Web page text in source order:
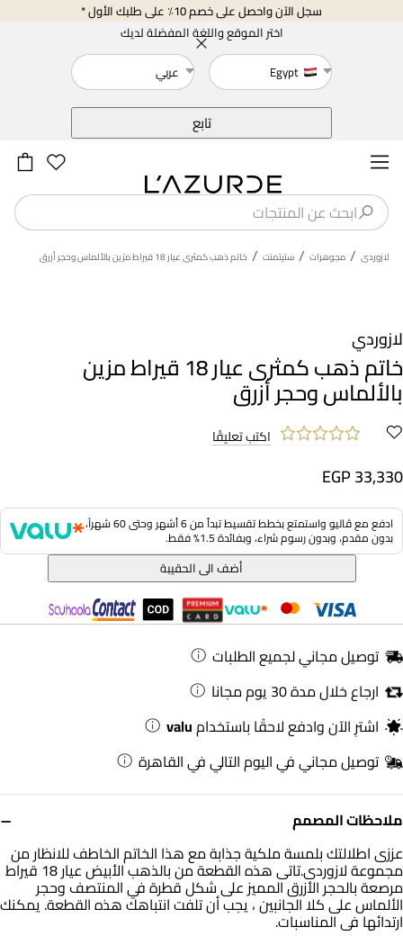
سجل الآن واحصل على خصم 10٪ على طلبك الأول *
اختر الموقع واللغة المفضلة لديك
Egypt
عربي
تابع
لازوردى / مجوهرات / ستيتمنت / خاتم ذهب كمثرى عيار 18 قيراط مزين بالألماس وحجر أزرق
ملاحظات المصمم −
عززى اطلالتك بلمسة ملكية جذابة مع هذا الخاتم الخاطف للانظار من
مجموعة لازوردى.تاتى هذه القطعة من بالذهب الأبيض عيار 18 قيراط
مرصعة بالحجر الأزرق المميز على شكل قطرة في المنتصف وحجر
الألماس على كلا الجانبين ، يجب أن تلفت انتباهك هذه القطعة. يمكنك
ارتدائها فى المناسبات.
لازوردي
خاتم ذهب كمثرى عيار 18 قيراط مزين
بالألماس وحجر أزرق
اكتب تعليقًا
EGP 33,330
ادفع مع ڤاليو واستمتع بخطط تقسيط تبدأ من 6 أشهر وحتى 60 شهراً،
بدون مقدم، وبدون رسوم شراء، وبفائدة 1.5% فقط.
أضف الى الحقيبة
توصيل مجاني لجميع الطلبات
ارجاع خلال مدة 30 يوم مجانا
اشترِ الآن وادفع لاحقًا باستخدامvalu
توصيل مجاني في اليوم التالي في القاهرة